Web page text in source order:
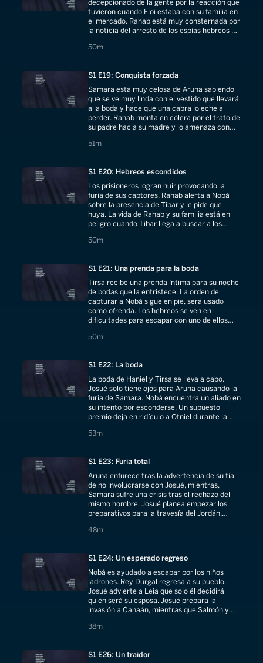
decepcionado de la gente por la reacción que
tuvieron cuando Eloi estaba con su familia en
el mercado. Rahab está muy consternada por
la noticia del arresto de los espías hebreos y
50m
50 minutes
S1 E19: Conquista forzada
Samara está muy celosa de Aruna sabiendo
que se ve muy linda con el vestido que llevará
a la boda y hace que una cabra lo eche a
perder. Rahab monta en cólera por el trato de
su padre hacia su madre y lo amenaza con
51m
51 minutes
S1 E20: Hebreos escondidos
Los prisioneros logran huir provocando la
furia de sus captores. Rahab alerta a Nobá
sobre la presencia de Tibar y le pide que
huya. La vida de Rahab y su familia está en
peligro cuando Tibar llega a buscar a los
50m
50 minutes
S1 E21: Una prenda para la boda
Tirsa recibe una prenda íntima para su noche
de bodas que la entristece. La orden de
capturar a Nobá sigue en pie, será usado
como ofrenda. Los hebreos se ven en
dificultades para escapar con uno de ellos
boda.
50m
50 minutes
S1 E22: La boda
La boda de Haniel y Tirsa se lleva a cabo.
Josué solo tiene ojos para Aruna causando la
furia de Samara. Nobá encuentra un aliado en
su intento por esconderse. Un supuesto
premio deja en ridículo a Otniel durante la
53m
53 minutes
S1 E23: Furia total
Aruna enfurece tras la advertencia de su tía
de no involucrarse con Josué, mientras,
Samara sufre una crisis tras el rechazo del
mismo hombre. Josué planea empezar los
preparativos para la travesía del Jordán.
48m
48 minutes
S1 E24: Un esperado regreso
Nobá es ayudado a escapar por los niños
ladrones. Rey Durgal regresa a su pueblo.
Josué advierte a Leia que solo él decidirá
quién será su esposa. Josué prepara la
invasión a Canaán, mientras que Salmón y
38m
38 minutes
S1 E26: Un traidor